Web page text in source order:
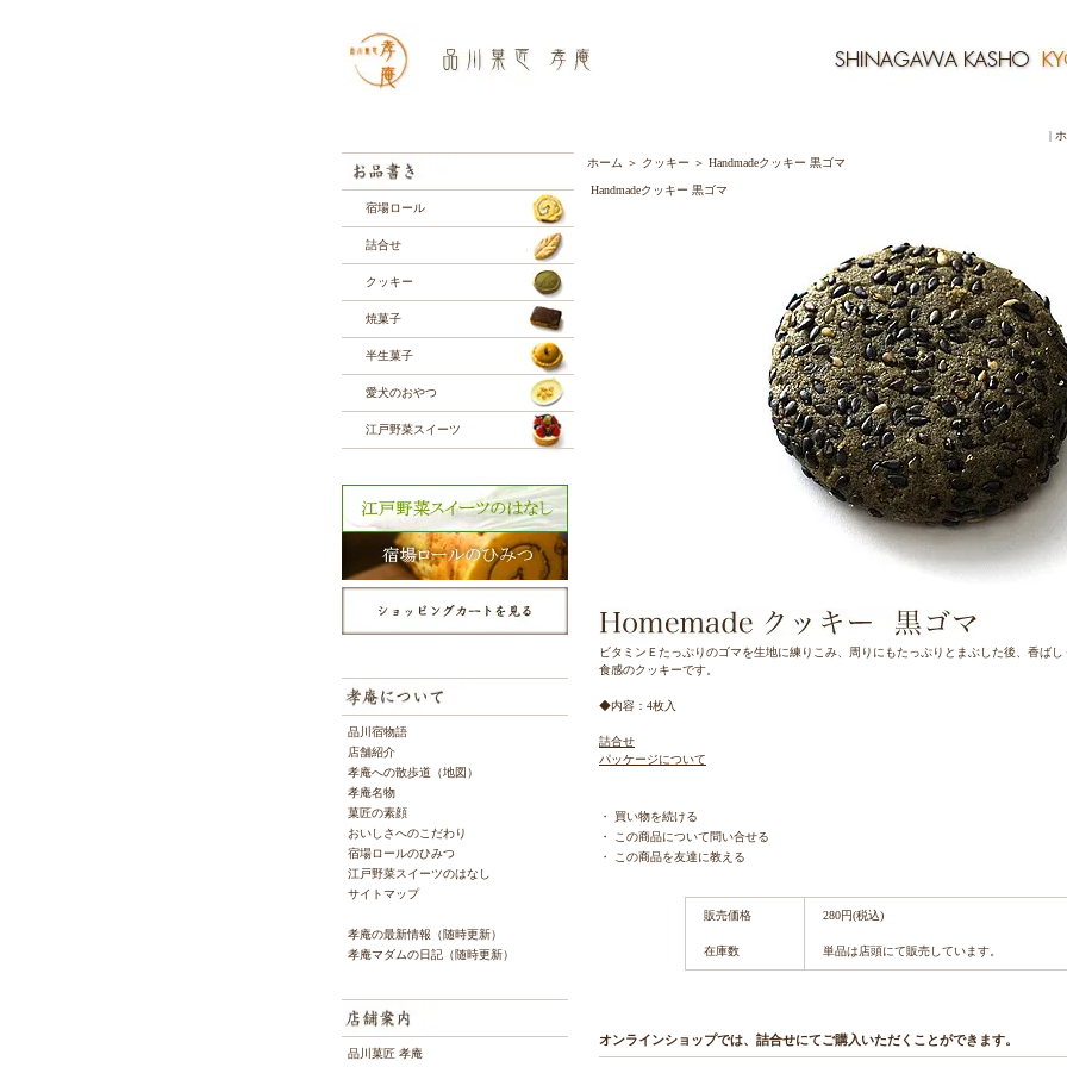
|
宿場ロール
詰合せ
クッキー
焼菓子
半生菓子
愛犬のおやつ
江戸野菜スイーツ
品川宿物語
店舗紹介
孝庵への散歩道（地図）
孝庵名物
菓匠の素顔
おいしさへのこだわり
宿場ロールのひみつ
江戸野菜スイーツのはなし
サイトマップ
孝庵の最新情報（随時更新）
孝庵マダムの日記（随時更新）
品川菓匠 孝庵
ホーム ＞ クッキー ＞ Handmadeクッキー 黒ゴマ
Handmadeクッキー 黒ゴマ
ビタミンＥたっぷりのゴマを生地に練りこみ、周りにもたっぷりとまぶした後、香ば
食感のクッキーです。
◆内容：4枚入
詰合せ
パッケージについて
・ 買い物を続ける
・
この商品について問い合せる
・
この商品を友達に教える
販売価格 280円(税込)
在庫数 単品は店頭にて販売しています。
オンラインショップでは、詰合せにてご購入いただくことができます。